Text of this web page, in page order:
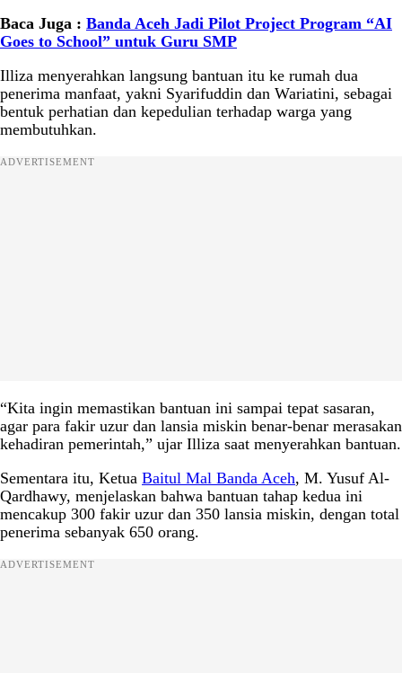
Baca Juga : Banda Aceh Jadi Pilot Project Program “AI
Goes to School” untuk Guru SMP
Illiza menyerahkan langsung bantuan itu ke rumah dua
penerima manfaat, yakni Syarifuddin dan Wariatini, sebagai
bentuk perhatian dan kepedulian terhadap warga yang
membutuhkan.
ADVERTISEMENT
“Kita ingin memastikan bantuan ini sampai tepat sasaran,
agar para fakir uzur dan lansia miskin benar-benar merasakan
kehadiran pemerintah,” ujar Illiza saat menyerahkan bantuan.
Sementara itu, Ketua Baitul Mal Banda Aceh, M. Yusuf Al-
Qardhawy, menjelaskan bahwa bantuan tahap kedua ini
mencakup 300 fakir uzur dan 350 lansia miskin, dengan total
penerima sebanyak 650 orang.
ADVERTISEMENT